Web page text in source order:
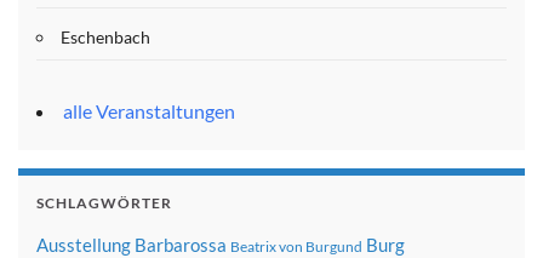
Eschenbach
alle Veranstaltungen
SCHLAGWÖRTER
Ausstellung Barbarossa Beatrix von Burgund Burg